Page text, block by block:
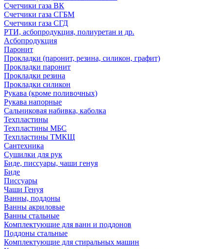
Счетчики газа ВК
Счетчики газа СГБМ
Счетчики газа СГД
РТИ, асбопродукция, полиуретан и др.
Асбопродукция
Паронит
Прокладки (паронит, резина, силикон, графит)
Прокладки паронит
Прокладки резина
Прокладки силикон
Рукава (кроме поливочных)
Рукава напорные
Сальниковая набивка, каболка
Техпластины
Техпластины МБС
Техпластины ТМКЩ
Сантехника
Сушилки для рук
Биде, писсуары, чаши генуя
Биде
Писсуары
Чаши Генуя
Ванны, поддоны
Ванны акриловые
Ванны стальные
Комплектующие для ванн и поддонов
Поддоны стальные
Комплектующие для стиральных машин